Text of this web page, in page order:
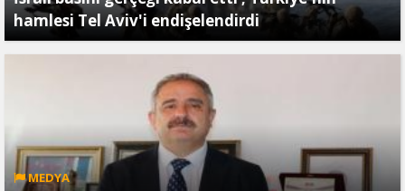
hamlesi Tel Aviv'i endişelendirdi
MEDYA